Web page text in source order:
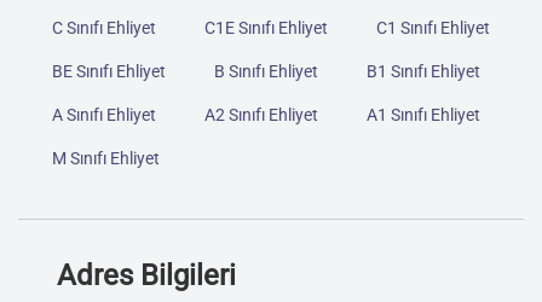
C Sınıfı Ehliyet C1E Sınıfı Ehliyet C1 Sınıfı Ehliyet
BE Sınıfı Ehliyet B Sınıfı Ehliyet B1 Sınıfı Ehliyet
A Sınıfı Ehliyet A2 Sınıfı Ehliyet A1 Sınıfı Ehliyet
M Sınıfı Ehliyet
Adres Bilgileri